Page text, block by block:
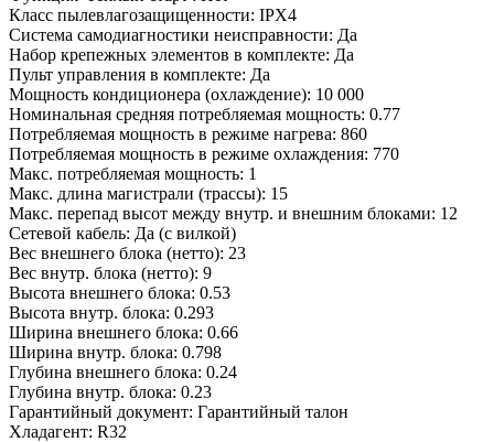
Класс пылевлагозащищенности: IPX4
Система самодиагностики неисправности: Да
Набор крепежных элементов в комплекте: Да
Пульт управления в комплекте: Да
Мощность кондиционера (охлаждение): 10 000
Номинальная средняя потребляемая мощность: 0.77
Потребляемая мощность в режиме нагрева: 860
Потребляемая мощность в режиме охлаждения: 770
Макс. потребляемая мощность: 1
Макс. длина магистрали (трассы): 15
Макс. перепад высот между внутр. и внешним блоками: 12
Сетевой кабель: Да (с вилкой)
Вес внешнего блока (нетто): 23
Вес внутр. блока (нетто): 9
Высота внешнего блока: 0.53
Высота внутр. блока: 0.293
Ширина внешнего блока: 0.66
Ширина внутр. блока: 0.798
Глубина внешнего блока: 0.24
Глубина внутр. блока: 0.23
Гарантийный документ: Гарантийный талон
Хладагент: R32